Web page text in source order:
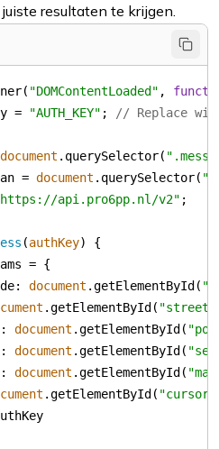
resultaten te krijgen.
"DOMContentLoaded" ,
= "AUTH_KEY" ; // Replace
document .querySelector(
= document .querySelector(
api.pro6pp.nl/v2"
(authKey)
: document .getElementById(
.getElementById( "street"
: document .getElementById(
: document .getElementById(
: document .getElementById(
.getElementById( "cursor"